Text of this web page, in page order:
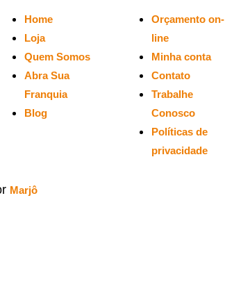
Home
Loja
Quem Somos
Abra Sua
Franquia
Blog
Orçamento on-
line
Minha conta
Contato
Trabalhe
Conosco
Políticas de
privacidade
Marjô